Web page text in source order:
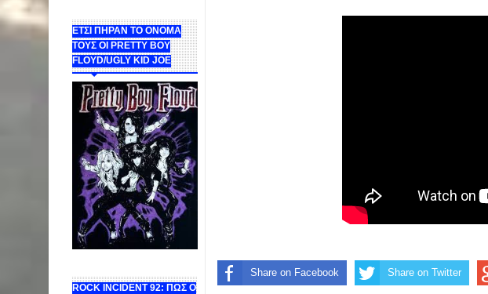
ΕΤΣΙ ΠΗΡΑΝ ΤΟ ΟΝΟΜΑ
ΤΟΥΣ ΟΙ PRETTY BOY
FLOYD/UGLY KID JOE
ROCK INCIDENT 92: ΠΩΣ Ο
Share on Facebook Share on Twitter